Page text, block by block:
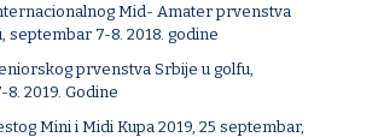
Mid- Amater prvenstva
septembar 7-8. 2018. godine
prvenstva Srbije u golfu,
2019. Godine
Mini i Midi Kupa 2019, 25 septembar,